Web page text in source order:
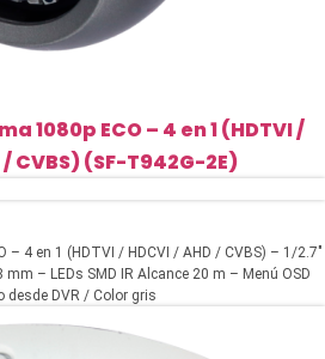
1080p ECO – 4 en 1 (HDTVI /
/ CVBS) (SF-T942G-2E)
– 4 en 1 (HDTVI / HDCVI / AHD / CVBS) – 1/2.7"
– LEDs SMD IR Alcance 20 m – Menú OSD
desde DVR / Color gris